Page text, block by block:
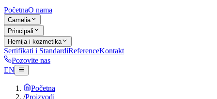
PočetnaO nama
Camelia
Principali
Hemija i kozmetika
Sertifikati i StandardiReferenceKontakt
Pozovite nas
EN
Početna
/Proizvodi